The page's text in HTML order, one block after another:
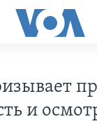
и